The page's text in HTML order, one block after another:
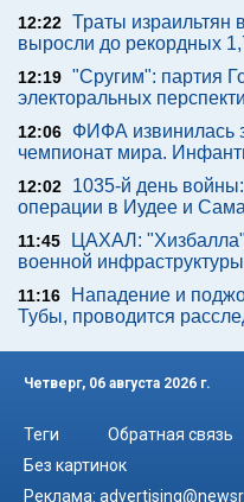
12:22 Траты израильтян
выросли до рекордных
12:19 "Сругим": партия
электоральных
12:06
ФИФА извинилась
чемпионат мира.
12:02
1035-й день
операции в Иудее и
11:45
ЦАХАЛ: "Хизбалла"
военной
11:16
Нападение и
Тубы, проводится
Четверг, 06 августа 2026 г.
Теги Обратная связь
Без картинок
Реклама: